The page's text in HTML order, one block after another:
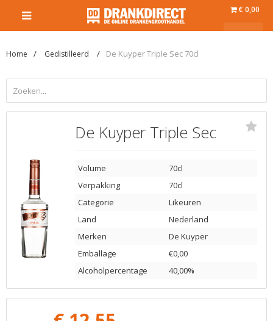
€ 0,00
Home Gedistilleerd De Kuyper Triple Sec 70cl
De Kuyper Triple Sec
Volume
70cl
Verpakking
70cl
Categorie
Likeuren
Land
Nederland
Merken
De Kuyper
Emballage
€0,00
Alcoholpercentage
40,00%